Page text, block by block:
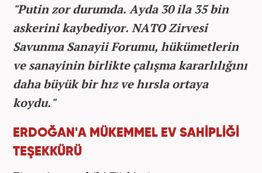
"Putin zor durumda. Ayda 30 ila 35 bin
askerini kaybediyor. NATO Zirvesi
Savunma Sanayii Forumu, hükümetlerin
ve sanayinin birlikte çalışma kararlılığını
daha büyük bir hız ve hırsla ortaya
koydu."
ERDOĞAN'A MÜKEMMEL EV SAHİPLİĞİ
TEŞEKKÜRÜ